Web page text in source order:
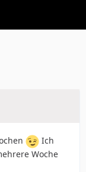
Ich
Woche